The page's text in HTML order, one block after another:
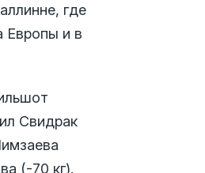
где
Европы и в
Свидрак
(-70 кг).